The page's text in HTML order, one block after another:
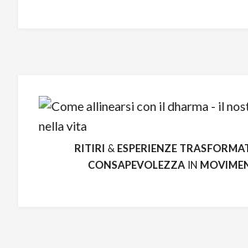
RITIRI & ESPERIENZE
CONSAPEVOLEZZA IN